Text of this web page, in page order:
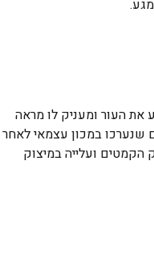
את העור ומעניק לו מראה
שנערכו במכון עצמאי לאחר
הקמטים ועלייה במיצוק